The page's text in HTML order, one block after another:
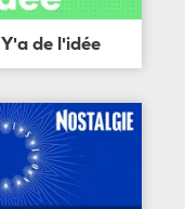
Y'a de l'idée